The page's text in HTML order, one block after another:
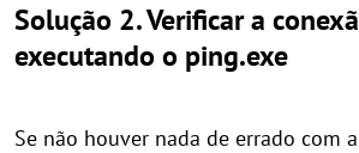
Solução 2. Verificar a
executando o ping.exe
Se não houver nada de errado com